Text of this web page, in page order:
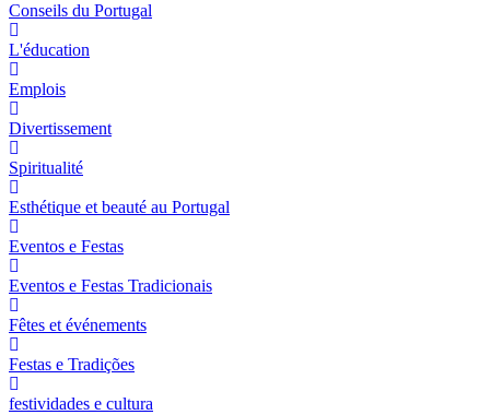
Conseils du Portugal
L'éducation
Emplois
Divertissement
Spiritualité
Esthétique et beauté au Portugal
Eventos e Festas
Eventos e Festas Tradicionais
Fêtes et événements
Festas e Tradições
festividades e cultura